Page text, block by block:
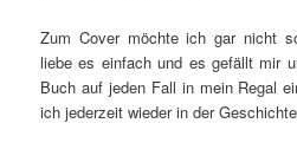
Zum Cover möchte ich gar nicht
liebe es einfach und es gefällt mir
Buch auf jeden Fall in mein Regal
ich jederzeit wieder in der